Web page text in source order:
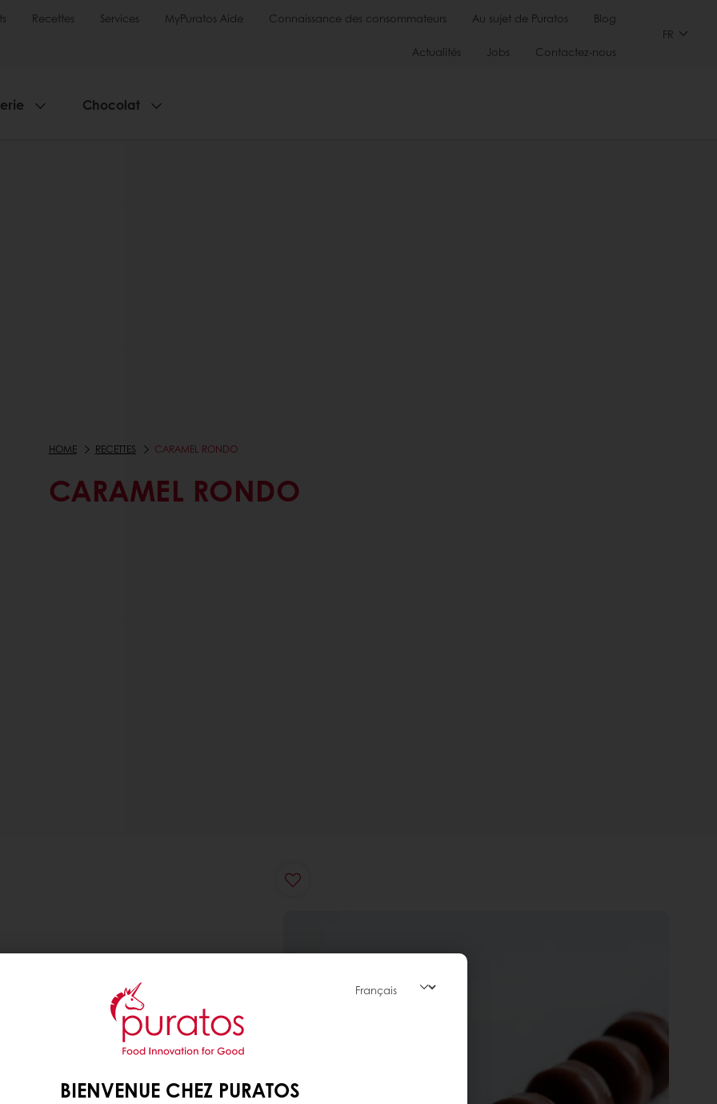
Recettes Services MyPuratos Aide Connaissance des consommateurs Au sujet de Puratos Blog
Actualités Jobs Contactez-nous
FR
Chocolat
HOME RECETTES CARAMEL RONDO
CARAMEL RONDO
BIENVENUE CHEZ PURATOS